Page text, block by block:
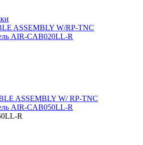
ASSEMBLY W/RP-TNC
AIR-CAB020LL-R
ASSEMBLY W/ RP-TNC
AIR-CAB050LL-R
R